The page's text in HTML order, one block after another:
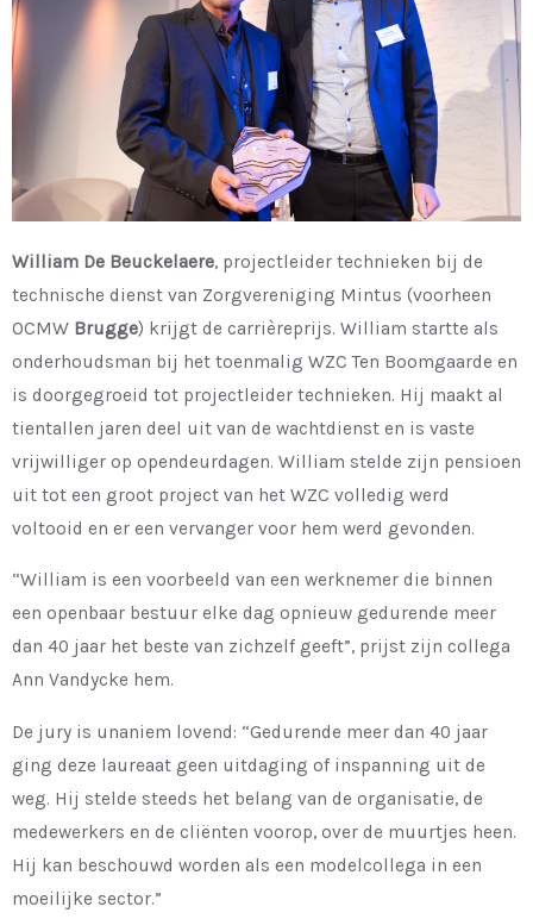
William De Beuckelaere, projectleider technieken bij de
technische dienst van Zorgvereniging Mintus (voorheen
OCMW Brugge) krijgt de carrièreprijs. William startte als
onderhoudsman bij het toenmalig WZC Ten Boomgaarde en
is doorgegroeid tot projectleider technieken. Hij maakt al
tientallen jaren deel uit van de wachtdienst en is vaste
vrijwilliger op opendeurdagen. William stelde zijn pensioen
uit tot een groot project van het WZC volledig werd
voltooid en er een vervanger voor hem werd gevonden.
“William is een voorbeeld van een werknemer die binnen
een openbaar bestuur elke dag opnieuw gedurende meer
dan 40 jaar het beste van zichzelf geeft”, prijst zijn collega
Ann Vandycke hem.
De jury is unaniem lovend: “Gedurende meer dan 40 jaar
ging deze laureaat geen uitdaging of inspanning uit de
weg. Hij stelde steeds het belang van de organisatie, de
medewerkers en de cliënten voorop, over de muurtjes heen.
Hij kan beschouwd worden als een modelcollega in een
moeilijke sector.”